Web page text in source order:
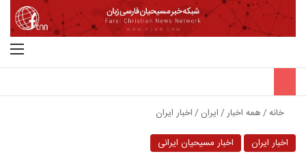
خانه/همه اخبار/ایران /اخبار ایران
اخبار ایران
اخبار مسیحیان ایرانی